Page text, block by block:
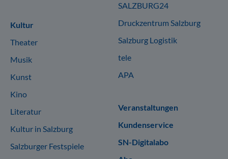
Kultur
Theater
Musik
Kunst
Kino
Literatur
Kultur in Salzburg
Salzburger Festspiele
SALZBURG24
Druckzentrum Salzburg
Salzburg Logistik
tele
APA
Veranstaltungen
Kundenservice
SN-Digitalabo